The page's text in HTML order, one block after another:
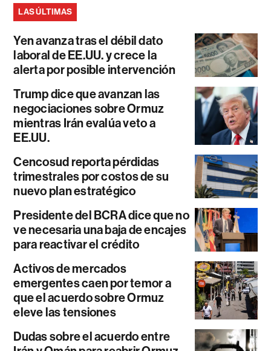
LAS ÚLTIMAS
Yen avanza tras el débil dato
laboral de EE.UU. y crece la
alerta por posible intervención
Trump dice que avanzan las
negociaciones sobre Ormuz
mientras Irán evalúa veto a
EE.UU.
Cencosud reporta pérdidas
trimestrales por costos de su
nuevo plan estratégico
Presidente del BCRA dice que no
ve necesaria una baja de encajes
para reactivar el crédito
Activos de mercados
emergentes caen por temor a
que el acuerdo sobre Ormuz
eleve las tensiones
Dudas sobre el acuerdo entre